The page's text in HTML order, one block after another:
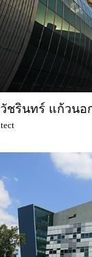
ชรินทร์ แก้วนอ